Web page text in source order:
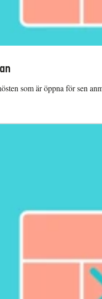
som är öppna för sen